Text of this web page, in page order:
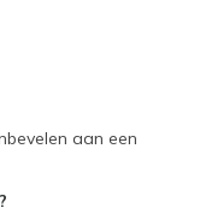
aan een